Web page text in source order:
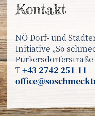
Kontakt
NÖ Dorf- und
Initiative „So
Purkersdorferstraße
T+43 2742 251 11